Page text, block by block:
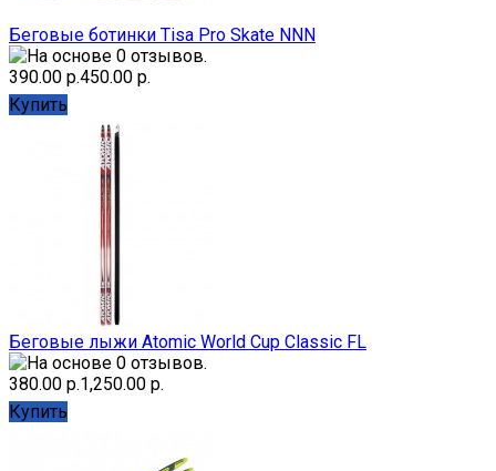
Беговые ботинки Tisa Pro Skate NNN
390.00 р.450.00 р.
Купить
Беговые лыжи Atomic World Cup Classic FL
380.00 р.1,250.00 р.
Купить